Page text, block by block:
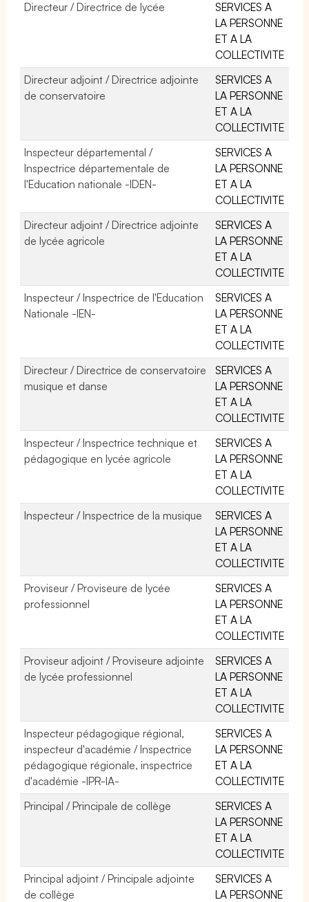
Directeur / Directrice de lycée
SERVICES A
LA PERSONNE
ET A LA
COLLECTIVITE
Directeur adjoint / Directrice adjointe
de conservatoire
SERVICES A
LA PERSONNE
ET A LA
COLLECTIVITE
Inspecteur départemental /
Inspectrice départementale de
l'Education nationale -IDEN-
SERVICES A
LA PERSONNE
ET A LA
COLLECTIVITE
Directeur adjoint / Directrice adjointe
de lycée agricole
SERVICES A
LA PERSONNE
ET A LA
COLLECTIVITE
Inspecteur / Inspectrice de l'Education
Nationale -IEN-
SERVICES A
LA PERSONNE
ET A LA
COLLECTIVITE
Directeur / Directrice de conservatoire
musique et danse
SERVICES A
LA PERSONNE
ET A LA
COLLECTIVITE
Inspecteur / Inspectrice technique et
pédagogique en lycée agricole
SERVICES A
LA PERSONNE
ET A LA
COLLECTIVITE
Inspecteur / Inspectrice de la musique
SERVICES A
LA PERSONNE
ET A LA
COLLECTIVITE
Proviseur / Proviseure de lycée
professionnel
SERVICES A
LA PERSONNE
ET A LA
COLLECTIVITE
Proviseur adjoint / Proviseure adjointe
de lycée professionnel
SERVICES A
LA PERSONNE
ET A LA
COLLECTIVITE
Inspecteur pédagogique régional,
inspecteur d'académie / Inspectrice
pédagogique régionale, inspectrice
d'académie -IPR-IA-
SERVICES A
LA PERSONNE
ET A LA
COLLECTIVITE
Principal / Principale de collège
SERVICES A
LA PERSONNE
ET A LA
COLLECTIVITE
Principal adjoint / Principale adjointe
de collège
SERVICES A
LA PERSONNE